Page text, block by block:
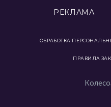
РЕКЛАМА
ОБРАБОТКА
ПРАВИЛА